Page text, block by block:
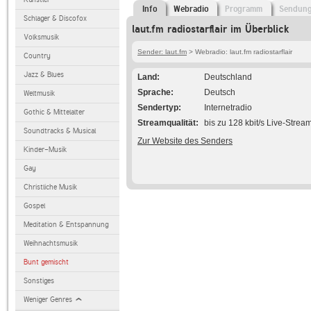
Schlager & Discofox
Volksmusik
Country
Jazz & Blues
Weltmusik
Gothic & Mittelalter
Soundtracks & Musical
Kinder-Musik
Gay
Christliche Musik
Gospel
Meditation & Entspannung
Weihnachtsmusik
Bunt gemischt
Sonstiges
Weniger Genres
Info Webradio Programm
laut.fm radiostarflair im Überblick
Sender: laut.fm > Webradio: laut.fm radiostarflair
Land
Deutschland
Sprache
Deutsch
Sendertyp
Internetradio
Streamqualität
bis zu 128 kbit/s Live-
Zur Website des Senders